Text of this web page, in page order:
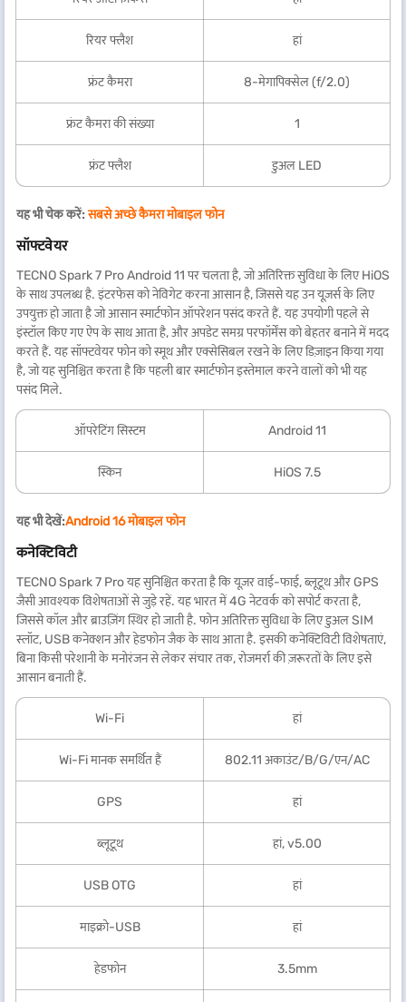
रियर फ्लैश हां
फ्रंट कैमरा 8-मेगापिक्सेल (f/2.0)
फ्रंट कैमरा की संख्या 1
फ्रंट फ्लैश डुअल LED
यह भी चेक करें:सबसे अच्छे कैमरा मोबाइल फोन
सॉफ्टवेयर
TECNO Spark 7 Pro Android 11 पर चलता है, जो अतिरिक्त सुविधा के लिए HiOS
के साथ उपलब्ध है. इंटरफेस को नेविगेट करना आसान है, जिससे यह उन यूज़र्स के लिए
उपयुक्त हो जाता है जो आसान स्मार्टफोन ऑपरेशन पसंद करते हैं. यह उपयोगी पहले से
इंस्टॉल किए गए ऐप के साथ आता है, और अपडेट समग्र परफॉर्मेंस को बेहतर बनाने में मदद
करते हैं. यह सॉफ्टवेयर फोन को स्मूथ और एक्सेसिबल रखने के लिए डिज़ाइन किया गया
है, जो यह सुनिश्चित करता है कि पहली बार स्मार्टफोन इस्तेमाल करने वालों को भी यह
पसंद मिले.
ऑपरेटिंग सिस्टम Android 11
स्किन HiOS 7.5
यह भी देखें:Android 16 मोबाइल फोन
कनेक्टिविटी
TECNO Spark 7 Pro यह सुनिश्चित करता है कि यूज़र वाई-फाई, ब्लूटूथ और GPS
जैसी आवश्यक विशेषताओं से जुड़े रहें. यह भारत में 4G नेटवर्क को सपोर्ट करता है,
जिससे कॉल और ब्राउज़िंग स्थिर हो जाती है. फोन अतिरिक्त सुविधा के लिए डुअल SIM
स्लॉट, USB कनेक्शन और हेडफोन जैक के साथ आता है. इसकी कनेक्टिविटी विशेषताएं,
बिना किसी परेशानी के मनोरंजन से लेकर संचार तक, रोजमर्रा की ज़रूरतों के लिए इसे
आसान बनाती हैं.
Wi-Fi हां
Wi-Fi मानक समर्थित हैं 802.11 अकाउंट/B/G/एन/AC
GPS हां
ब्लूटूथ हां, v5.00
USB OTG हां
माइक्रो-USB हां
हेडफोन 3.5mm